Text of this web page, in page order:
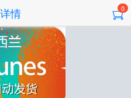
情 0